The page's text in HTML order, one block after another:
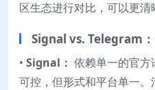
区生态进行对比，可以更清
Signal vs. Telegram
• Signal： 依赖单一的官
可控，但形式和平台单一